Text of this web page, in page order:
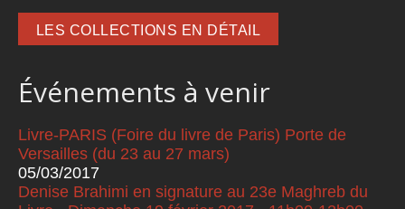
LES COLLECTIONS EN DÉTAIL
Événements à venir
Livre-PARIS (Foire du livre de Paris) Porte de
Versailles (du 23 au 27 mars)
05/03/2017
Denise Brahimi en signature au 23e Maghreb du